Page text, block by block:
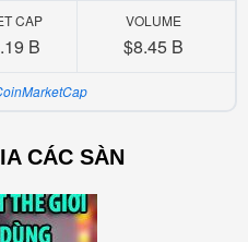
CAP
B
VOLUME
$8.45 B
CÁC SÀN